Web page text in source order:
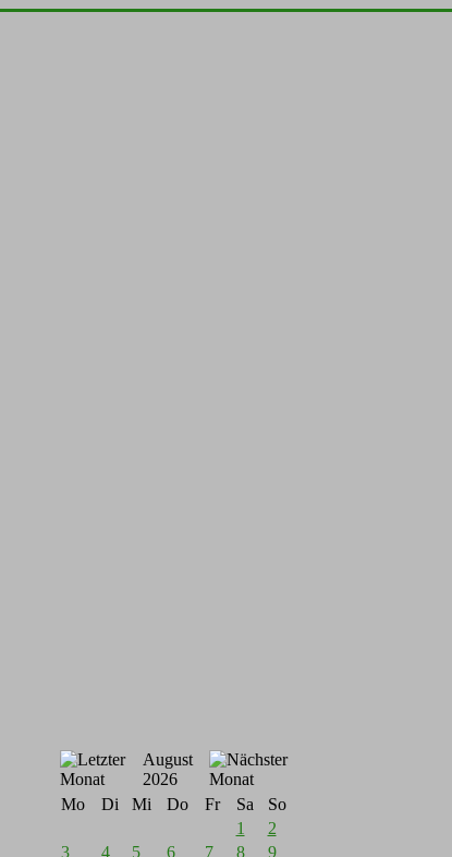
August
2026
Mo
Di Mi Do Fr Sa
So
1
2
3
4 5 6 7 8
9